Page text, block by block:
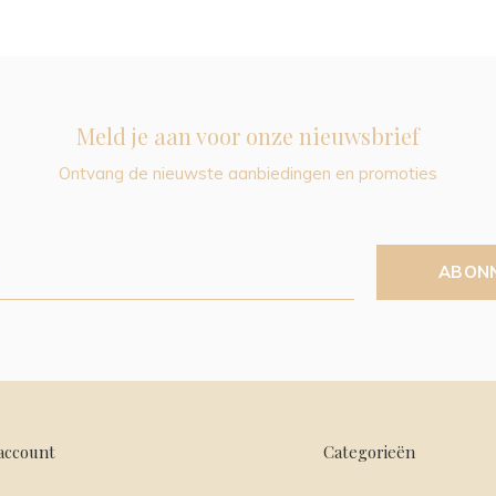
Meld je aan voor onze nieuwsbrief
Ontvang de nieuwste aanbiedingen en promoties
Categorieën